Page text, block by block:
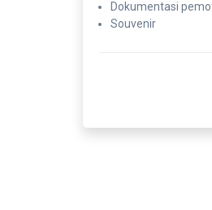
Dokumentasi
Souvenir